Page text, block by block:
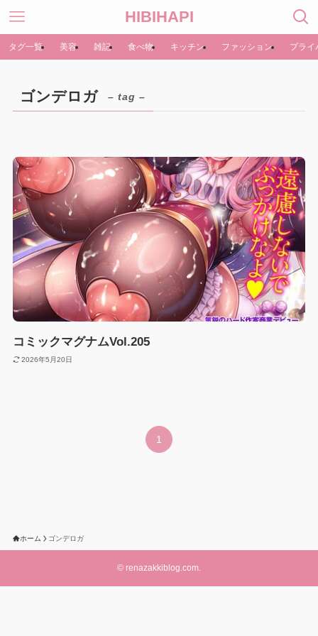
HIBIHAPI
タグ一覧 美容 雑記 食べ物 キッチン ファッション プライ
ゴンデロガ – tag –
コミックマグナムVol.205
2026年5月20日
1
ホーム ゴンデロガ
© renazakkiblog.com.